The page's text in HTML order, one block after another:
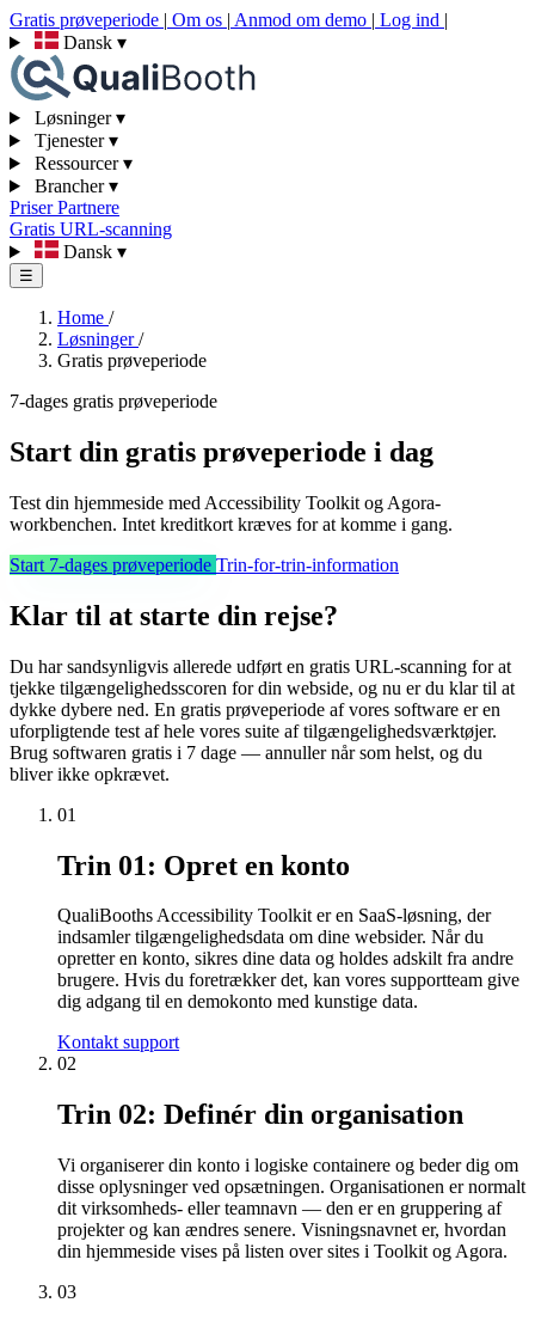
Gratis prøveperiode | Om os | Anmod om demo | Log ind |
Dansk ▾
Løsninger▾
Tjenester▾
Ressourcer▾
Brancher▾
PriserPartnere
Gratis URL-scanning
Dansk ▾
☰
Home /
Løsninger/
Gratis prøveperiode
7-dages gratis prøveperiode
Start din gratis prøveperiode i dag
Test din hjemmeside med Accessibility Toolkit og Agora-
workbenchen. Intet kreditkort kræves for at komme i gang.
Start 7-dages prøveperiode Trin-for-trin-information
Klar til at starte din rejse?
Du har sandsynligvis allerede udført en gratis URL-scanning for at
tjekke tilgængelighedsscoren for din webside, og nu er du klar til at
dykke dybere ned. En gratis prøveperiode af vores software er en
uforpligtende test af hele vores suite af tilgængelighedsværktøjer.
Brug softwaren gratis i 7 dage — annuller når som helst, og du
bliver ikke opkrævet.
01
Trin 01: Opret en konto
QualiBooths Accessibility Toolkit er en SaaS-løsning, der
indsamler tilgængelighedsdata om dine websider. Når du
opretter en konto, sikres dine data og holdes adskilt fra andre
brugere. Hvis du foretrækker det, kan vores supportteam give
dig adgang til en demokonto med kunstige data.
Kontakt support
02
Trin 02: Definér din organisation
Vi organiserer din konto i logiske containere og beder dig om
disse oplysninger ved opsætningen. Organisationen er normalt
dit virksomheds- eller teamnavn — den er en gruppering af
projekter og kan ændres senere. Visningsnavnet er, hvordan
din hjemmeside vises på listen over sites i Toolkit og Agora.
03